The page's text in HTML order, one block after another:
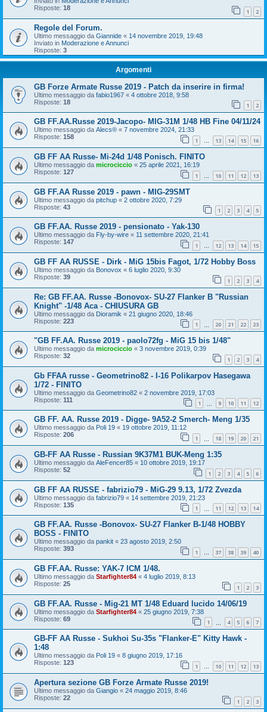
Risposte: 18 1 2
Regole del Forum.
Ultimo messaggio da Giannide « 14 novembre 2019, 19:48
Inviato in Moderazione e Annunci
Risposte: 3
Argomenti
GB Forze Armate Russe 2019 - Patch da inserire in firma!
Ultimo messaggio da fabio1967 « 4 ottobre 2018, 9:58
Risposte: 18 1 2
GB FF.AA.Russe 2019-Jacopo- MIG-31M 1/48 HB Fine 04/11/24
Ultimo messaggio da Alecs® « 7 novembre 2024, 21:33
Risposte: 158 1 … 13 14 15 16
GB FF AA Russe- Mi-24d 1/48 Ponisch. FINITO
Ultimo messaggio da microciccio « 25 aprile 2021, 16:19
Risposte: 127 1 … 10 11 12 13
GB FF.AA Russe 2019 - pawn - MIG-29SMT
Ultimo messaggio da pitchup « 2 ottobre 2020, 7:29
Risposte: 43 1 2 3 4 5
GB FF.AA. Russe 2019 - pensionato - Yak-130
Ultimo messaggio da Fly-by-wire « 11 settembre 2020, 21:41
Risposte: 147 1 … 12 13 14 15
GB FF AA RUSSE - Dirk - MiG 15bis Fagot, 1/72 Hobby Boss
Ultimo messaggio da Bonovox « 6 luglio 2020, 9:30
Risposte: 39 1 2 3 4
Re: GB FF.AA. Russe -Bonovox- SU-27 Flanker B "Russian
Knight" -1/48 Aca - CHIUSURA GB
Ultimo messaggio da Dioramik « 21 giugno 2020, 18:46
Risposte: 223 1 20 21 22 23
"GB FF.AA. Russe 2019 - paolo72fg - MiG 15 bis 1/48"
Ultimo messaggio da microciccio « 3 novembre 2019, 0:39
Risposte: 32 1 2 3 4
Gb FFAA russe - Geometrino82 - I-16 Polikarpov Hasegawa
1/72 - FINITO
Ultimo messaggio da Geometrino82 « 2 novembre 2019, 17:03
Risposte: 111 1 9 10 11 12
GB FF. AA. Russe 2019 - Digge- 9A52-2 Smerch- Meng 1/35
Ultimo messaggio da Poli 19 « 19 ottobre 2019, 11:12
Risposte: 206 1 18 19 20 21
GB-FF AA Russe - Russian 9K37M1 BUK-Meng 1:35
Ultimo messaggio da AleFencer85 « 10 ottobre 2019, 19:17
Risposte: 52 1 2 3 4 5 6
GB FF AA RUSSE - fabrizio79 - MiG-29 9.13, 1/72 Zvezda
Ultimo messaggio da fabrizio79 « 14 settembre 2019, 21:23
Risposte: 135 1 11 12 13 14
GB FF.AA. Russe -Bonovox- SU-27 Flanker B-1/48 HOBBY
BOSS - FINITO
Ultimo messaggio da pankit « 23 agosto 2019, 2:50
Risposte: 393 1 … 37 38 39 40
GB FF.AA. Russe: YAK-7 ICM 1/48.
Ultimo messaggio da Starfighter84 « 4 luglio 2019, 8:13
Risposte: 25 1 2 3
GB FF.AA. Russe - Mig-21 MT 1/48 Eduard lucido 14/06/19
Ultimo messaggio da Starfighter84 « 25 giugno 2019, 7:38
Risposte: 69 1 4 5 6 7
GB-FF AA Russe - Sukhoi Su-35s "Flanker-E" Kitty Hawk -
1:48
Ultimo messaggio da Poli 19 « 8 giugno 2019, 17:16
Risposte: 123 1 … 10 11 12 13
Apertura sezione GB Forze Armate Russe 2019!
Ultimo messaggio da Giangio « 24 maggio 2019, 8:46
Risposte: 22 1 2 3